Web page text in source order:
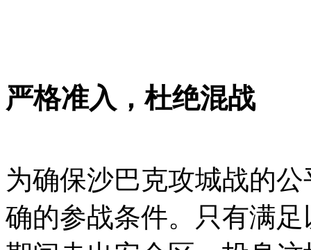
严格准入，杜绝混战
为确保沙巴克攻城战的
确的参战条件。只有满